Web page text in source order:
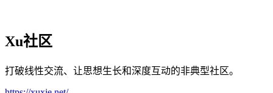
Xu社区
打破线性交流、让思想生长和深度互动的非典型社区。